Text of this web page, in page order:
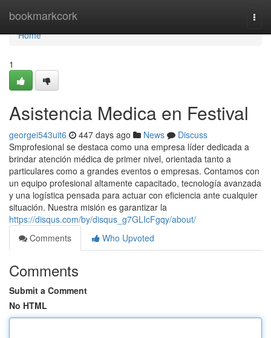
bookmarkcork
Home
Home
1
Asistencia Medica en Festival
georgei543uit6 447 days ago News
Discuss
Smprofesional se destaca como una empresa líder dedicada a
brindar atención médica de primer nivel, orientada tanto a
particulares como a grandes eventos o empresas. Contamos con
un equipo profesional altamente capacitado, tecnología avanzada
y una logística pensada para actuar con eficiencia ante cualquier
situación. Nuestra misión es garantizar la
https://disqus.com/by/disqus_g7GLIcFgqy/about/
Comments
Who Upvoted
Comments
Submit a Comment
No HTML